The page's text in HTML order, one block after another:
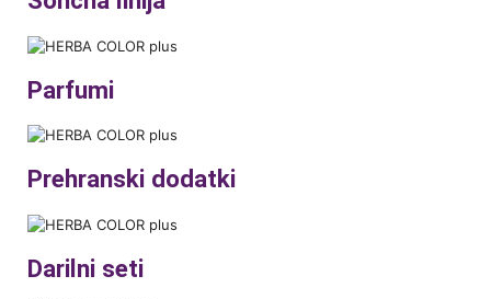
Parfumi
Prehranski dodatki
Darilni seti